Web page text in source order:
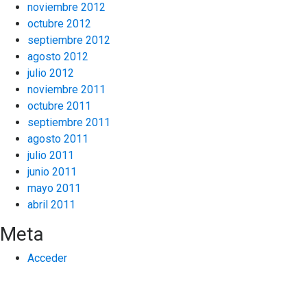
noviembre 2012
octubre 2012
septiembre 2012
agosto 2012
julio 2012
noviembre 2011
octubre 2011
septiembre 2011
agosto 2011
julio 2011
junio 2011
mayo 2011
abril 2011
Meta
Acceder